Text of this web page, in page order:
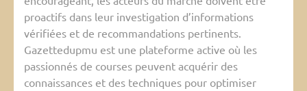
proactifs dans leur investigation d’informations
vérifiées et de recommandations pertinents.
Gazettedupmu est une plateforme active où les
passionnés de courses peuvent acquérir des
connaissances et des techniques pour optimiser